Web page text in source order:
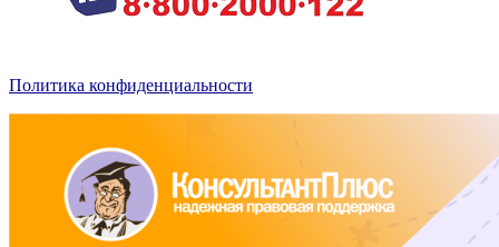
Политика конфиденциальности